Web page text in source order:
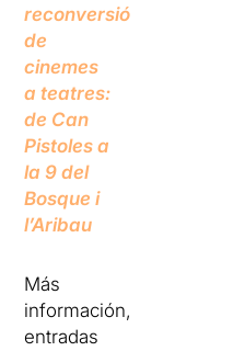
reconversió
de
cinemes
a teatres:
de Can
Pistoles a
la 9 del
Bosque i
l’Aribau
Más
información,
entradas